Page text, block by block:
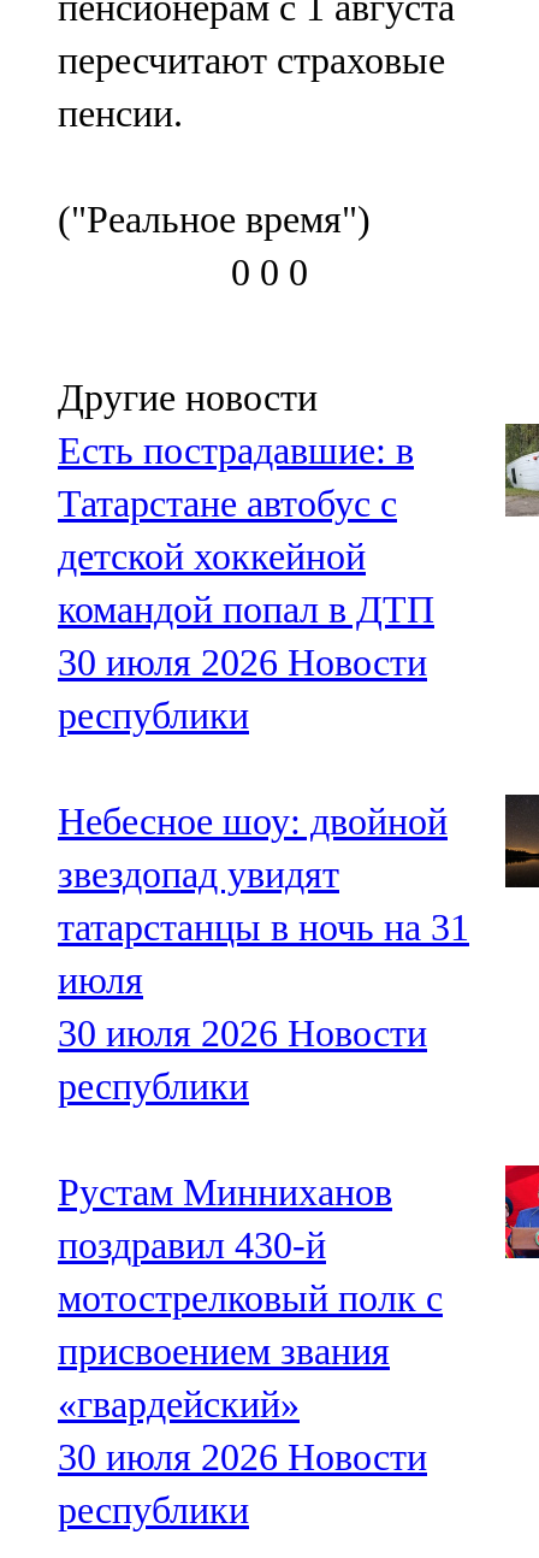
пересчитают страховые
пенсии.
("Реальное время")
0 0 0
Другие новости
Есть пострадавшие: в
Татарстане автобус с
детской хоккейной
командой попал в ДТП
30 июля 2026 Новости
республики
Небесное шоу: двойной
звездопад увидят
татарстанцы в ночь на 31
июля
30 июля 2026 Новости
республики
Рустам Минниханов
поздравил 430-й
мотострелковый полк с
присвоением звания
«гвардейский»
30 июля 2026 Новости
республики